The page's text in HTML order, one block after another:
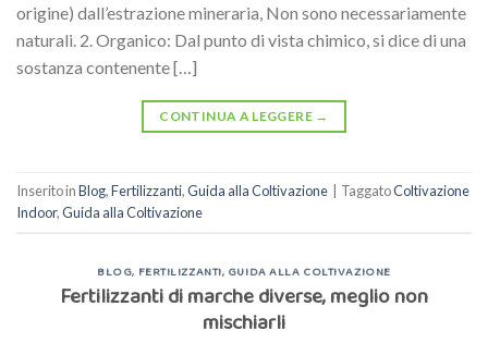
origine) dall’estrazione mineraria, Non sono necessariamente
naturali. 2. Organico: Dal punto di vista chimico, si dice di una
sostanza contenente […]
CONTINUA A LEGGERE →
Inserito inBlog,Fertilizzanti,Guida alla Coltivazione TaggatoColtivazione
Indoor,Guida alla Coltivazione
BLOG, FERTILIZZANTI, GUIDA ALLA COLTIVAZIONE
Fertilizzanti di marche diverse, meglio non
mischiarli